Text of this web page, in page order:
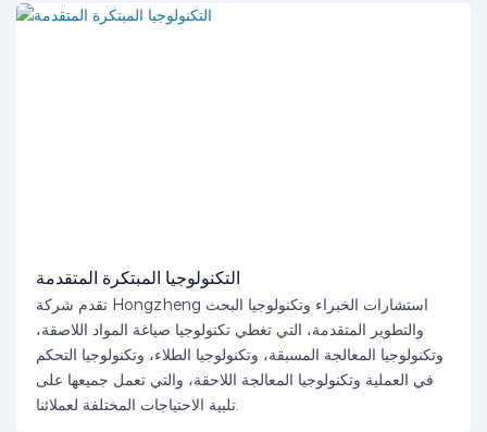
التكنولوجيا المبتكرة المتقدمة
تقدم شركة Hongzheng استشارات الخبراء وتكنولوجيا البحث
والتطوير المتقدمة، التي تغطي تكنولوجيا صياغة المواد اللاصقة،
وتكنولوجيا المعالجة المسبقة، وتكنولوجيا الطلاء، وتكنولوجيا التحكم
في العملية وتكنولوجيا المعالجة اللاحقة، والتي تعمل جميعها على
تلبية الاحتياجات المختلفة لعملائنا.